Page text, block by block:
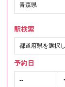
駅検索
予約日